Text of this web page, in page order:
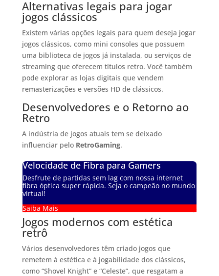
Alternativas legais para jogar
jogos clássicos
Existem várias opções legais para quem deseja jogar
jogos clássicos, como mini consoles que possuem
uma biblioteca de jogos já instalada, ou serviços de
streaming que oferecem títulos retro. Você também
pode explorar as lojas digitais que vendem
remasterizações e versões HD de clássicos.
Desenvolvedores e o Retorno ao
Retro
A indústria de jogos atuais tem se deixado
influenciar pelo RetroGaming.
Velocidade de Fibra para Gamers
Desfrute de partidas sem lag com nossa internet
fibra óptica super rápida. Seja o campeão no mundo
virtual!
Saiba Mais
Jogos modernos com estética
retrô
Vários desenvolvedores têm criado jogos que
remetem à estética e à jogabilidade dos clássicos,
como “Shovel Knight” e “Celeste”, que resgatam a